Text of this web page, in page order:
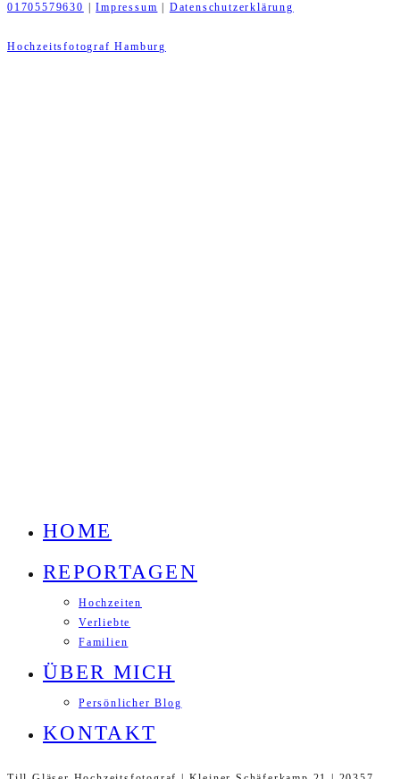
01705579630
|Impressum Datenschutzerklärung
Hochzeitsfotograf Hamburg
HOME
REPORTAGEN
Hochzeiten
Verliebte
Familien
ÜBER MICH
Persönlicher Blog
KONTAKT